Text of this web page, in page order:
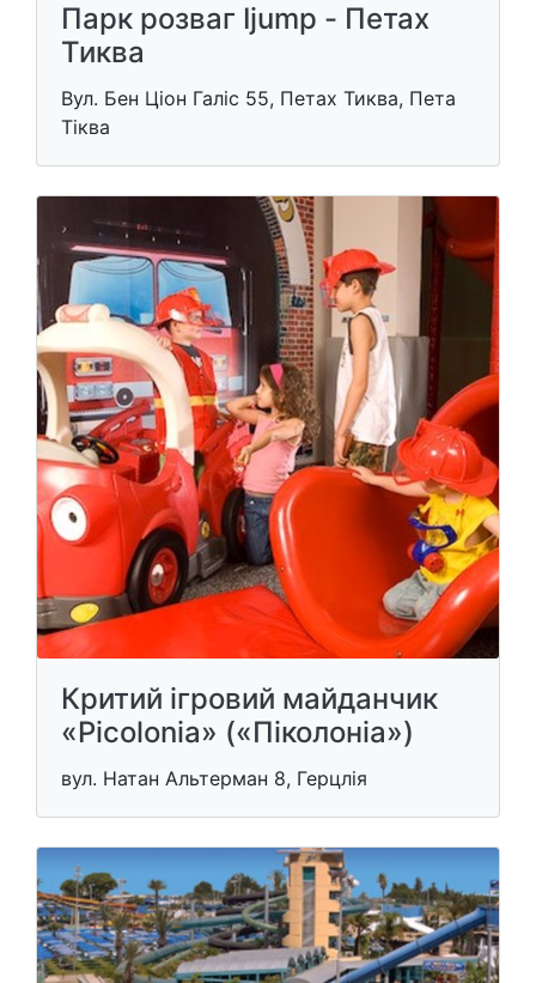
Парк розваг Ijump - Петах
Тиква
Вул. Бен Ціон Галіс 55, Петах Тиква, Пета
Тіква
Критий ігровий майданчик
«Picolonia» («Піколоніа»)
вул. Натан Альтерман 8, Герцлія